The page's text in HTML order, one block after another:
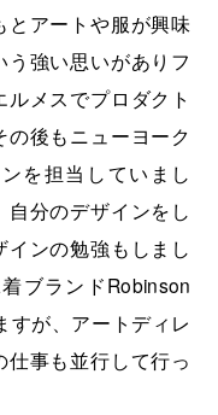
アートや服が興味
強い思いがありフ
メスでプロダクト
後もニューヨーク
を担当していまし
分のデザインをし
ンの勉強もしまし
ブランドRobinson
すが、アートディレ
事も並行して行っ